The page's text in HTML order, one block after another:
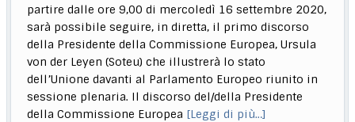
partire dalle ore 9,00 di mercoledì 16 settembre 2020,
sarà possibile seguire, in diretta, il primo discorso
della Presidente della Commissione Europea, Ursula
von der Leyen (Soteu) che illustrerà lo stato
dell’Unione davanti al Parlamento Europeo riunito in
sessione plenaria. Il discorso del/della Presidente
della Commissione Europea [Leggi di più…]